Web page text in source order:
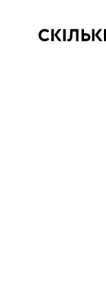
Скільки-